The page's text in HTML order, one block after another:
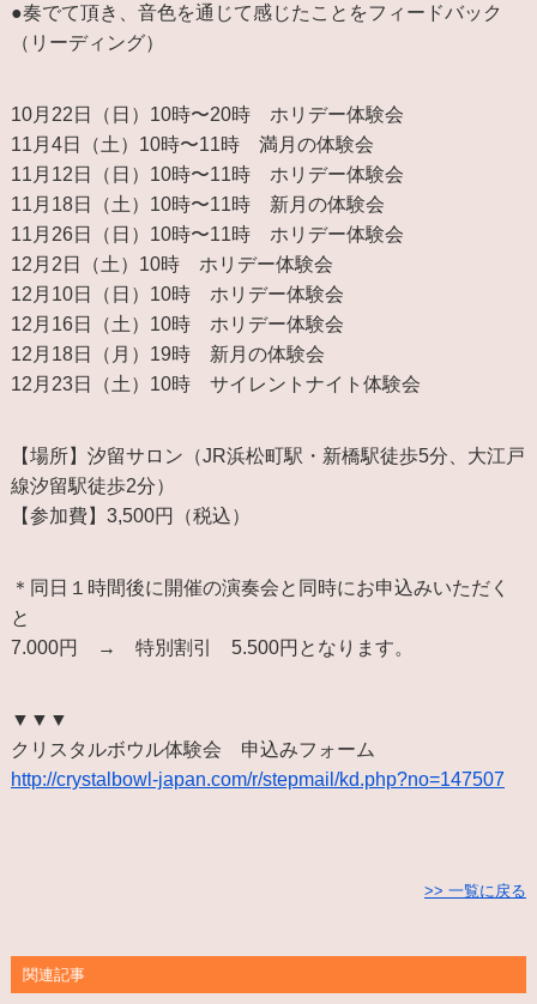
●奏でて頂き、音色を通じて感じたことをフィードバック
（リーディング）
10月22日（日）10時〜20時 ホリデー体験会
11月4日（土）10時〜11時 満月の体験会
11月12日（日）10時〜11時 ホリデー体験会
11月18日（土）10時〜11時 新月の体験会
11月26日（日）10時〜11時 ホリデー体験会
12月2日（土）10時 ホリデー体験会
12月10日（日）10時 ホリデー体験会
12月16日（土）10時 ホリデー体験会
12月18日（月）19時 新月の体験会
12月23日（土）10時 サイレントナイト体験会
【場所】汐留サロン（JR浜松町駅・新橋駅徒歩5分、大江戸
線汐留駅徒歩2分）
【参加費】3,500円（税込）
＊同日１時間後に開催の演奏会と同時にお申込みいただく
と
7.000円 → 特別割引 5.500円となります。
▼▼▼
クリスタルボウル体験会 申込みフォーム
http://crystalbowl-japan.com/r/stepmail/kd.php?no=147507
>> 一覧に戻る
関連記事